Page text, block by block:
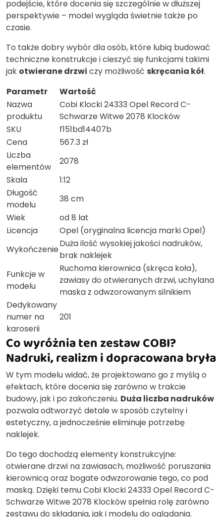
podejście, które docenia się szczególnie w dłuższej
perspektywie – model wygląda świetnie także po
czasie.
To także dobry wybór dla osób, które lubią budować
techniczne konstrukcje i cieszyć się funkcjami takimi
jak otwierane drzwi czy możliwość skręcania kół.
Parametr
Wartość
Nazwa
produktu
Cobi Klocki 24333 Opel Record C-
Schwarze Witwe 2078 Klocków
SKU
f151bd14407b
Cena
567.3 zł
Liczba
elementów
2078
Skala
1:12
Długość
modelu
38 cm
Wiek
od 8 lat
Licencja
Opel (oryginalna licencja marki Opel)
Wykończenie
Duża ilość wysokiej jakości nadruków,
brak naklejek
Funkcje w
modelu
Ruchoma kierownica (skręca koła),
zawiasy do otwieranych drzwi, uchylana
maska z odwzorowanym silnikiem
Dedykowany
numer na
karoserii
201
Co wyróżnia ten zestaw COBI?
Nadruki, realizm i dopracowana bryła
W tym modelu widać, że projektowano go z myślą o
efektach, które docenia się zarówno w trakcie
budowy, jak i po zakończeniu. Duża liczba nadruków
pozwala odtworzyć detale w sposób czytelny i
estetyczny, a jednocześnie eliminuje potrzebę
naklejek.
Do tego dochodzą elementy konstrukcyjne:
otwierane drzwi na zawiasach, możliwość poruszania
kierownicą oraz bogate odwzorowanie tego, co pod
maską. Dzięki temu Cobi Klocki 24333 Opel Record C-
Schwarze Witwe 2078 Klocków spełnia rolę zarówno
zestawu do składania, jak i modelu do oglądania.